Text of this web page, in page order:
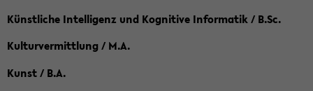
Künstliche Intelligenz und Kognitive Informatik / B.Sc.
Kulturvermittlung / M.A.
Kunst / B.A.